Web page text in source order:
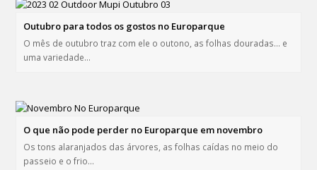
Outubro para todos os gostos no Europarque
O mês de outubro traz com ele o outono, as folhas douradas… e
uma variedade…
O que não pode perder no Europarque em novembro
Os tons alaranjados das árvores, as folhas caídas no meio do
passeio e o frio…